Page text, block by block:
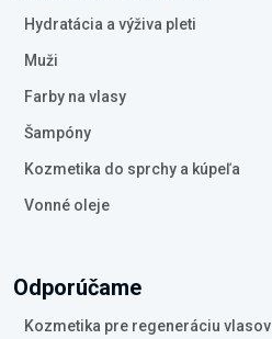
Hydratácia a výživa pleti
Muži
Farby na vlasy
Šampóny
Kozmetika do sprchy a kúpeľa
Vonné oleje
Odporúčame
Kozmetika pre regeneráciu vlasov